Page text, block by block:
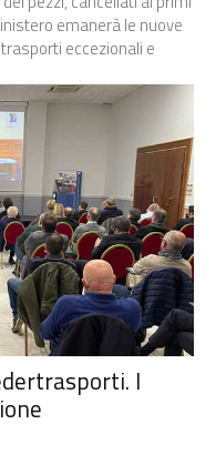
emanerà le nuove
eccezionali e
I